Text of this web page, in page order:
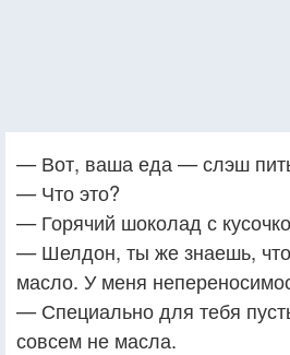
— Вот, ваша еда — слэш
— Что это?
— Горячий шоколад с
— Шелдон, ты же знаешь, что
масло. У меня
— Специально для тебя
совсем не масла.